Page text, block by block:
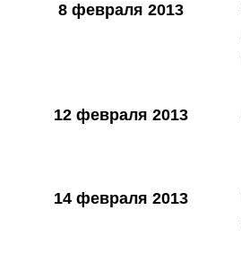
8 февраля 2013
12 февраля 2013
14 февраля 2013